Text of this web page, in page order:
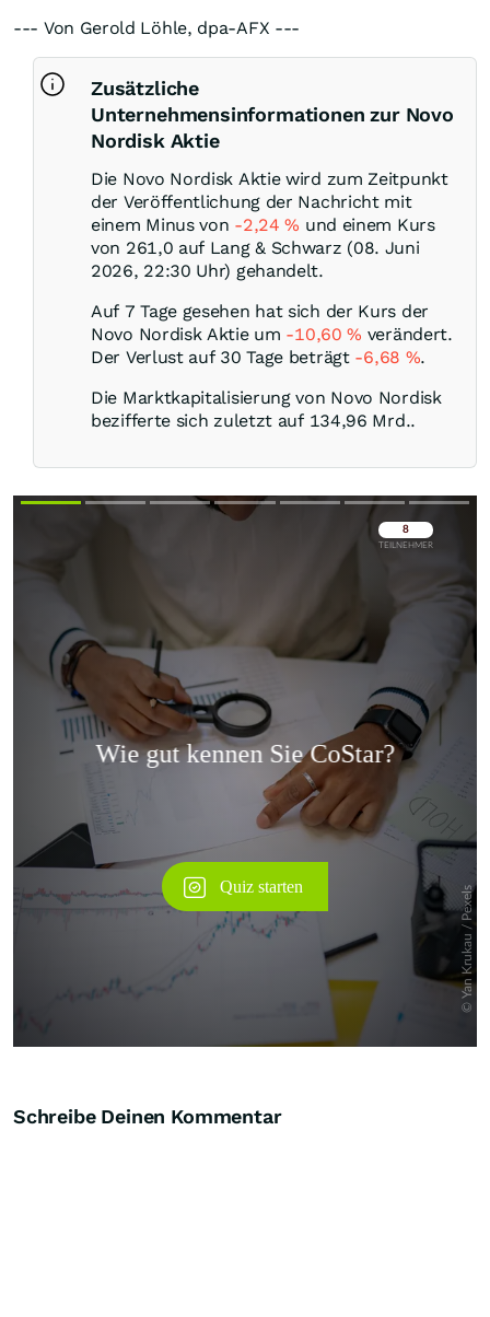
--- Von Gerold Löhle, dpa-AFX ---
Zusätzliche
Unternehmensinformationen zur Novo
Nordisk Aktie
Die Novo Nordisk Aktie wird zum Zeitpunkt
der Veröffentlichung der Nachricht mit
einem Minus von -2,24% und einem Kurs
von 261,0 auf Lang & Schwarz (08. Juni
2026, 22:30 Uhr) gehandelt.
Auf 7 Tage gesehen hat sich der Kurs der
Novo Nordisk Aktie um -10,60% verändert.
Der Verlust auf 30 Tage beträgt -6,68 %.
Die Marktkapitalisierung von Novo Nordisk
bezifferte sich zuletzt auf 134,96 Mrd..
Überspringen
Schreibe Deinen Kommentar